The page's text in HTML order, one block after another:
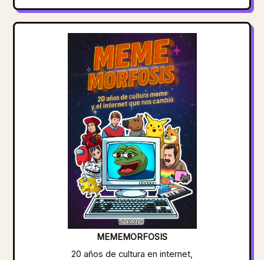
MEMEMORFOSIS
20 años de cultura en internet,